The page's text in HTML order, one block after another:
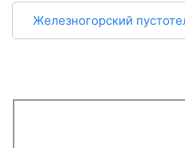
Железногорский